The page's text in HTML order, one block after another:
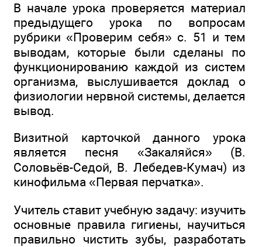
В начале урока проверяется материал
предыдущего урока по вопросам
рубрики «Проверим себя» с. 51 и тем
выводам, которые были сделаны по
функционированию каждой из систем
организма, выслушивается доклад о
физиологии нервной системы, делается
вывод.
Визитной карточкой данного урока
является песня «Закаляйся» (В.
Соловьёв-Седой, В. Лебедев-Кумач) из
кинофильма «Первая перчатка».
Учитель ставит учебную задачу: изучить
основные правила гигиены, научиться
правильно чистить зубы, разработать